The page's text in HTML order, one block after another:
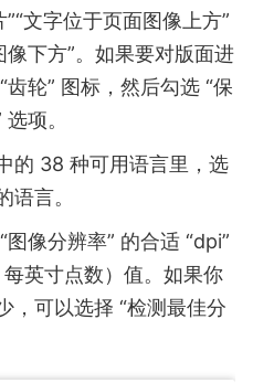
文字位于页面图像上方”
像下方”。如果要对版面进
轮” 图标，然后勾选 “保
项。
的 38 种可用语言里，选
语言。
图像分辨率” 的合适 “dpi”
英寸点数）值。如果你
，可以选择 “检测最佳分